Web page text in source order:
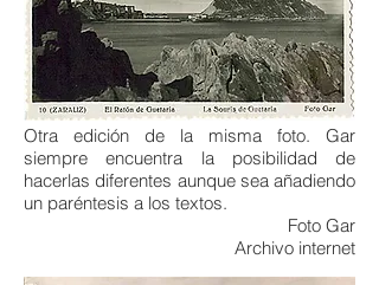
Otra edición de la misma foto. Gar
siempre encuentra la posibilidad de
hacerlas diferentes aunque sea añadiendo
un paréntesis a los textos.
Foto Gar
Archivo internet